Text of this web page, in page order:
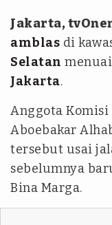
Jakarta,
amblas di
Selatan
Jakarta.
Anggota Komisi
Aboebakar
tersebut usai
sebelumnya
Bina Marga.